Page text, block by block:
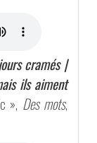
cramés |
ils aiment
», Des mots,